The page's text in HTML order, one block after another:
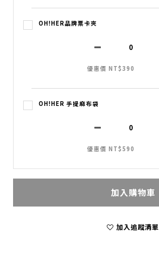
OH!HER品牌票卡夾
優惠價 NT$390
OH!HER 手提麻布袋
優惠價 NT$590
加入購物車
加入追蹤清單